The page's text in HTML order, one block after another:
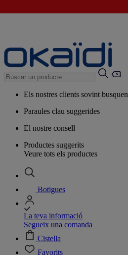
Els nostres clients sovint busquen
Paraules clau suggerides
El nostre consell
Productes suggerits
Veure tots els productes
Botigues
La teva informació
Segueix una comanda
Cistella
Favorits